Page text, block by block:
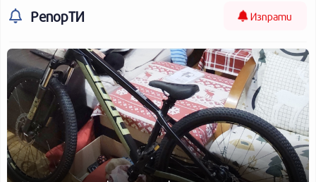
РепорТИ Изпрати